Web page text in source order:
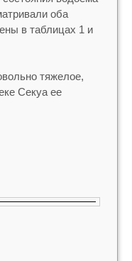
оба
в таблицах 1 и
тяжелое,
Секуа ее